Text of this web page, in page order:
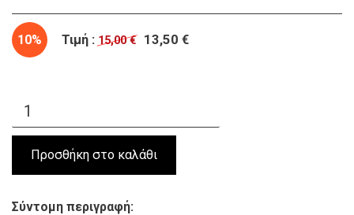
10% Τιμή : 15,00 € 13,50 €
Σύντομη περιγραφή